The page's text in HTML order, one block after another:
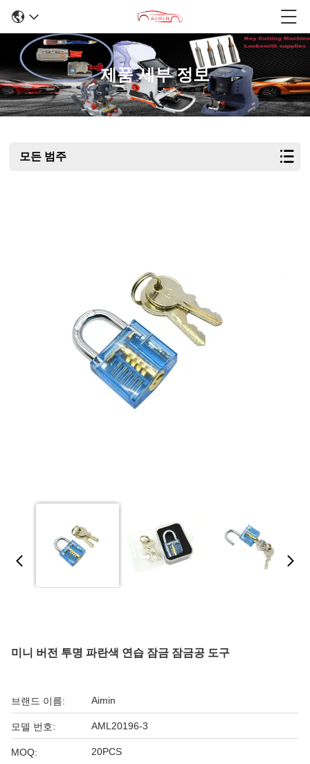
제품 세부 정보
모든 범주
미니 버전 투명 파란색 연습 잠금 잠금공 도구
브랜드 이름: Aimin
모델 번호: AML20196-3
MOQ: 20PCS